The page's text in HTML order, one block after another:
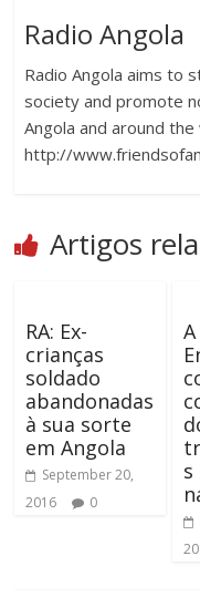
Radio Angola
Radio Angola aims to
society and promote
Angola and around
http://
Artigos
RA: Ex-
crianças
soldado
abandonadas
à sua sorte
em Angola
September 20,
2016
0
s